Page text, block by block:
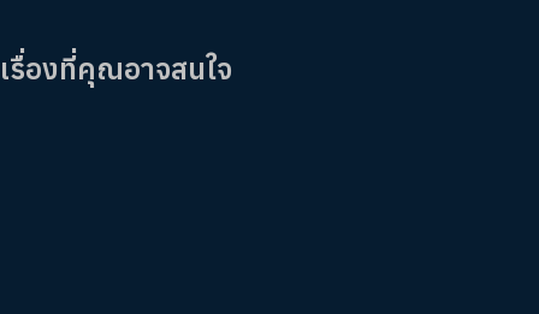
เรื่องที่คุณอาจสนใจ